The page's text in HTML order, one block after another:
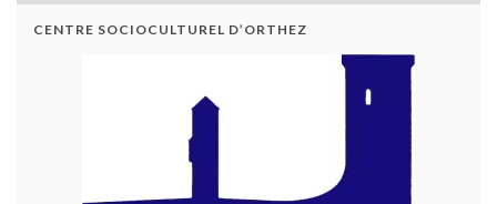
CENTRE SOCIOCULTUREL D’ORTHEZ